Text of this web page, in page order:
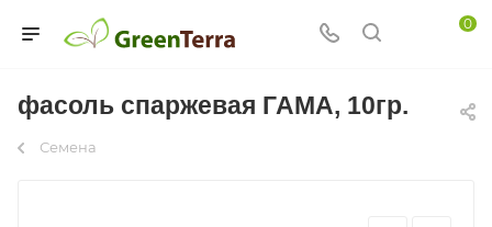
0
фасоль спаржевая ГАМА, 10гр.
Семена